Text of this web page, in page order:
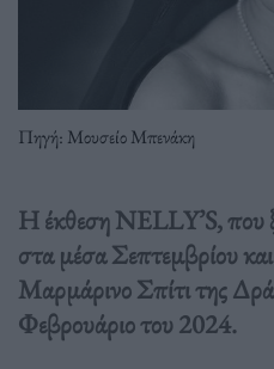
Πηγή: Μουσείο Μπενάκη
Η έκθεση NELLY’S, που
στα μέσα Σεπτεμβρίου
Μαρμάρινο Σπίτι της
Φεβρουάριο του 2024.